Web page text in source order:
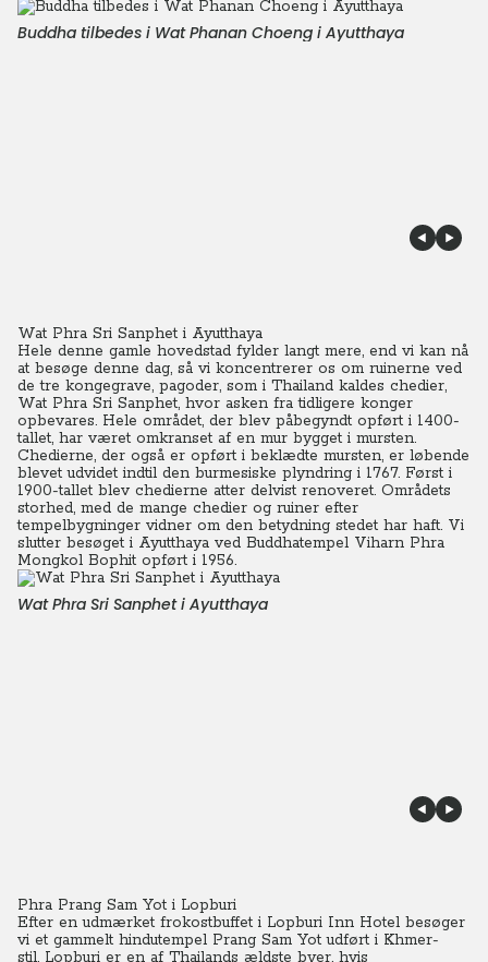
Buddha tilbedes i Wat Phanan Choeng i Ayutthaya
Wat Phra Sri Sanphet i Ayutthaya
Hele denne gamle hovedstad fylder langt mere, end vi kan nå
at besøge denne dag, så vi koncentrerer os om ruinerne ved
de tre kongegrave, pagoder, som i Thailand kaldes chedier,
Wat Phra Sri Sanphet, hvor asken fra tidligere konger
opbevares. Hele området, der blev påbegyndt opført i 1400-
tallet, har været omkranset af en mur bygget i mursten.
Chedierne, der også er opført i beklædte mursten, er løbende
blevet udvidet indtil den burmesiske plyndring i 1767. Først i
1900-tallet blev chedierne atter delvist renoveret. Områdets
storhed, med de mange chedier og ruiner efter
tempelbygninger vidner om den betydning stedet har haft. Vi
slutter besøget i Ayutthaya ved Buddhatempel Viharn Phra
Mongkol Bophit opført i 1956.
Wat Phra Sri Sanphet i Ayutthaya
Phra Prang Sam Yot i Lopburi
Efter en udmærket frokostbuffet i Lopburi Inn Hotel besøger
vi et gammelt hindutempel Prang Sam Yot udført i Khmer-
stil. Lopburi er en af Thailands ældste byer, hvis